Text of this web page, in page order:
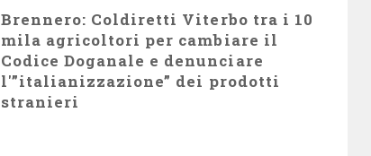
Brennero: Coldiretti Viterbo tra i 10
mila agricoltori per cambiare il
Codice Doganale e denunciare
l'”italianizzazione” dei prodotti
stranieri